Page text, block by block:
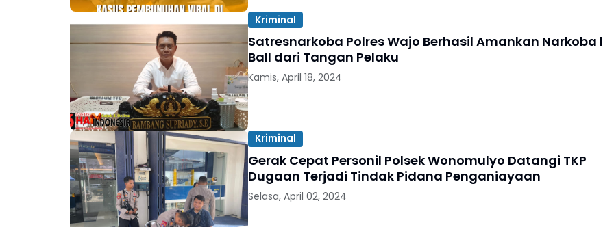
Kriminal
Satresnarkoba Polres Wajo Berhasil Amankan Narkoba l
Ball dari Tangan Pelaku
Kamis, April 18, 2024
Kriminal
Gerak Cepat Personil Polsek Wonomulyo Datangi TKP
Dugaan Terjadi Tindak Pidana Penganiayaan
Selasa, April 02, 2024